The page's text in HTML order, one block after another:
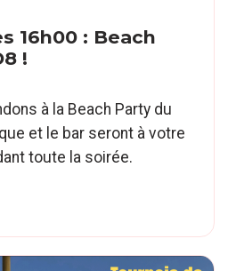
16h00 : Beach
!
à la Beach Party du
et le bar seront à votre
toute la soirée.